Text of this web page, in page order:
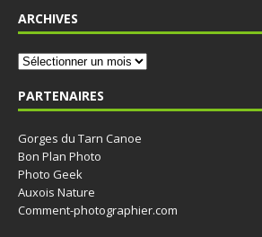
ARCHIVES
PARTENAIRES
Gorges du Tarn Canoe
Bon Plan Photo
Photo Geek
Auxois Nature
Comment-photographier.com